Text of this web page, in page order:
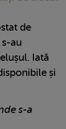
de
au
Iată
și
s-a